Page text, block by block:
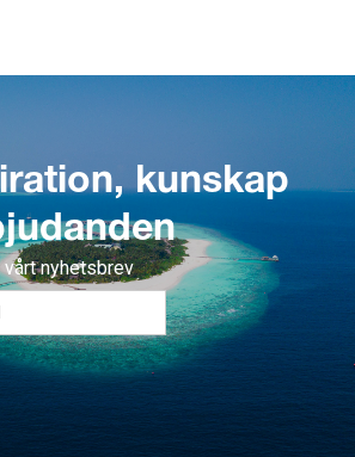
kunskap
vårt nyhetsbrev